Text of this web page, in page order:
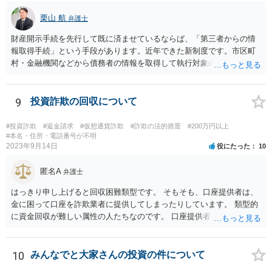
で、新しく開設した口座に資金が残っているのであれば、それを返せ
ばいいだけの話だと思いますし、残っていないのであれば、第三者に
送金をされたか、引き出されたどちらかだと思います。第三者に送金
をされてしまっているのであれば、その資金を送金先に返金を求める
などの措置を講じる必要があるのではないでしょうか。
栗山 航 弁護士
財産開示手続を先行して既に済ませているならば、「第三者からの情
報取得手続」という手段があります。近年できた新制度です。市区町
村・金融機関などから債務者の情報を取得して執行対象の財産を探す
情報、②預貯金情報、③株式情報、④勤務先（給与の支給者）情報で
す。もっとも、④勤務先情報が取得できるのは、相談者様の債権が、
請求権である場合に限られます。 申立には、定められた要件を満た
すことが必要ですので、具体的には弁護士に相談されるかご自身でお
調べになると良いと思います。
9 投資詐欺の回収について
#投資詐欺 #返金請求 #仮想通貨詐欺 #詐欺の法的措置
#200万円以上
#本名・住所・電話番号が不明
2023年9月14日 役にたった 10
匿名A 弁護士
はっきり申し上げると回収困難類型です。 そもそも、口座提供者は、
金に困って口座を詐欺業者に提供してしまったりしています。 類型的
に資金回収が難しい属性の人たちなのです。 口座提供者を訴えた場
か、共同不法行為が成立するのかなども問題となります。 裁判所の目
も現状シビアにみられているなというのが感触です。 くわえて、SNS
10 みんなでと大家さんの投資の件について